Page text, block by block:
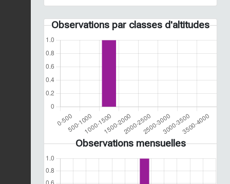
Observations par classes d'altitudes
Observations mensuelles